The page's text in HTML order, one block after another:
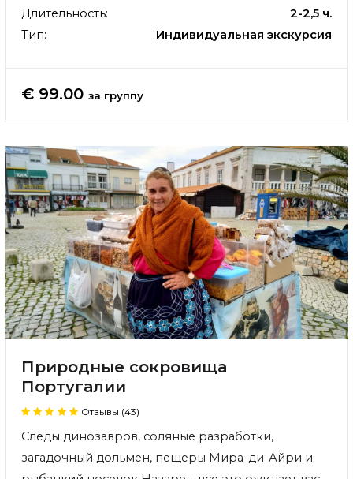
Длительность:
2-2,5 ч.
Тип:
Индивидуальная экскурсия
€ 99.00 за группу
Природные сокровища
Португалии
Отзывы (43)
Следы динозавров, соляные разработки,
загадочный дольмен, пещеры Мира-ди-Айри и